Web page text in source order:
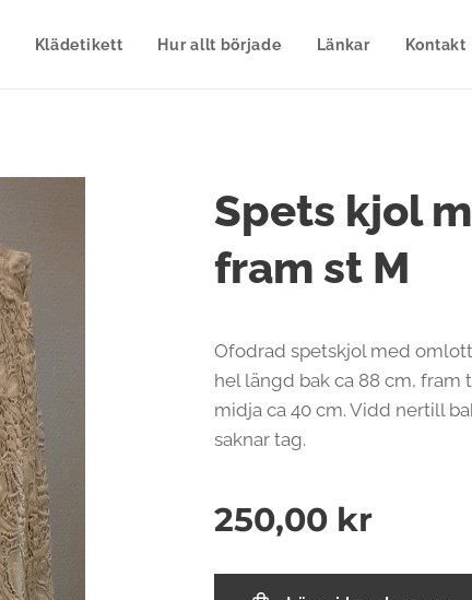
Klädetikett Hur allt började Länkar Kontakt
Spets kjol
fram st M
Ofodrad spetskjol med
hel längd bak ca 88 cm, fram
midja ca 40 cm. Vidd nertill
saknar tag.
250,00 kr